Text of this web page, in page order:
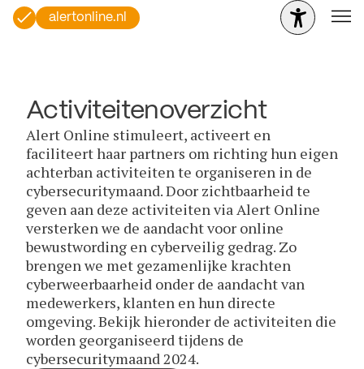
alertonline.nl
Activiteitenoverzicht
Alert Online stimuleert, activeert en
faciliteert haar partners om richting hun eigen
achterban activiteiten te organiseren in de
cybersecuritymaand. Door zichtbaarheid te
geven aan deze activiteiten via Alert Online
versterken we de aandacht voor online
bewustwording en cyberveilig gedrag. Zo
brengen we met gezamenlijke krachten
cyberweerbaarheid onder de aandacht van
medewerkers, klanten en hun directe
omgeving. Bekijk hieronder de activiteiten die
worden georganiseerd tijdens de
cybersecuritymaand 2024.